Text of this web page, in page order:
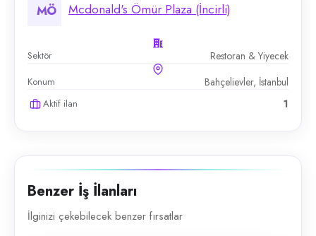
MÖ Mcdonald's Ömür Plaza (İncirli)
Sektör Restoran & Yiyecek
Konum Bahçelievler, İstanbul
Aktif ilan 1
Benzer İş İlanları
İlginizi çekebilecek benzer fırsatlar